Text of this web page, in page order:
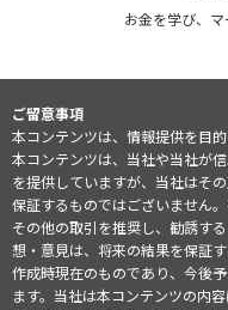
お金を学び、
ご留意事項
本コンテンツは、情報提供を目的
本コンテンツは、当社や当社が
を提供していますが、当社はそ
保証するものではございません
その他の取引を推奨し、勧誘す
想・意見は、将来の結果を保証
作成時現在のものであり、今後
ます。当社は本コンテンツの内